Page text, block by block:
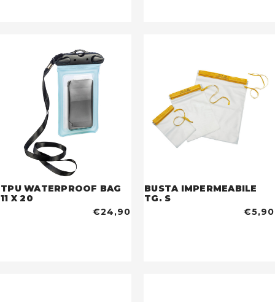
TPU WATERPROOF BAG
11 X 20
€24,90
BUSTA IMPERMEABILE
TG. S
€5,90